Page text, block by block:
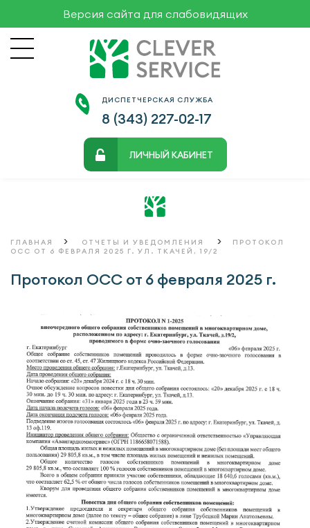
Версия сайта для слабовидящих
ДИСПЕТЧЕРСКАЯ СЛУЖБА
8 (343) 227-02-17
ЛИЧНЫЙ КАБИНЕТ
ГЛАВНАЯ > ОТЧЕТЫ И УВЕДОМЛЕНИЯ >
ПРОТОКОЛ
ОСС ОТ 6 ФЕВРАЛЯ 2025 Г. УЛ. ТКАЧЕЙ, 19/2
Протокол ОСС от 6 февраля 2025 г.